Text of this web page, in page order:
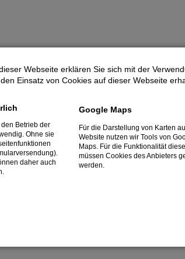
Webseite erklären Sie sich mit der
Einsatz von Cookies auf dieser Webseite
Betrieb der
Ohne sie
daher auch
Google Maps
Für die Darstellung von Karten
Website nutzen wir Tools von
Maps. Für die Funktionalität
müssen Cookies des Anbieters
werden.